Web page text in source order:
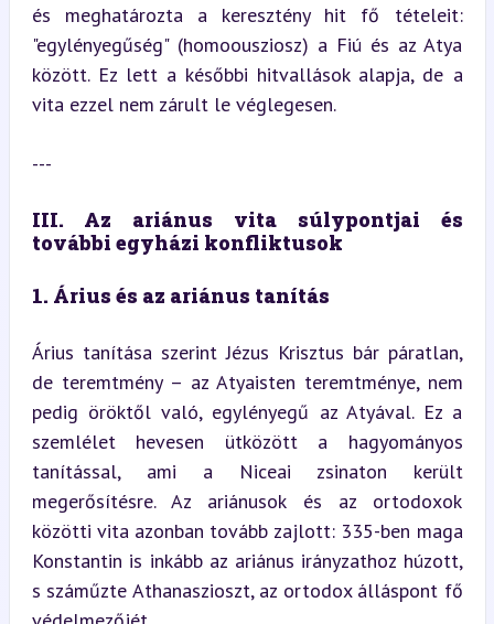
és meghatározta a keresztény hit fő tételeit:
"egylényegűség" (homoousziosz) a Fiú és az Atya
között. Ez lett a későbbi hitvallások alapja, de a
vita ezzel nem zárult le véglegesen.
---
III. Az ariánus vita súlypontjai és
további egyházi konfliktusok
1. Árius és az ariánus tanítás
Árius tanítása szerint Jézus Krisztus bár páratlan,
de teremtmény – az Atyaisten teremtménye, nem
pedig öröktől való, egylényegű az Atyával. Ez a
szemlélet hevesen ütközött a hagyományos
tanítással, ami a Niceai zsinaton került
megerősítésre. Az ariánusok és az ortodoxok
közötti vita azonban tovább zajlott: 335-ben maga
Konstantin is inkább az ariánus irányzathoz húzott,
s száműzte Athanaszioszt, az ortodox álláspont fő